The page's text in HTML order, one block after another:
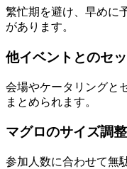
繁忙期を避け、早めに
があります。
他イベントとのセ
会場やケータリングと
まとめられます。
マグロのサイズ調
参加人数に合わせて無